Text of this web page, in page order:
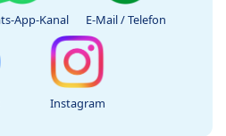
App-Kanal E-Mail / Telefon
Instagram